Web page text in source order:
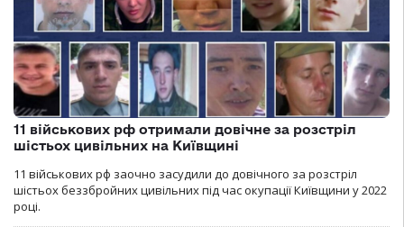
11 військових рф отримали довічне за розстріл
шістьох цивільних на Київщині
11 військових рф заочно засудили до довічного за розстріл
шістьох беззбройних цивільних під час окупації Київщини у 2022
році.